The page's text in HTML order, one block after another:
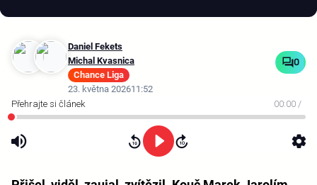
Daniel Fekets
Michal Kvasnica
Chance Liga
23. května 202611:52
0
00:00 /